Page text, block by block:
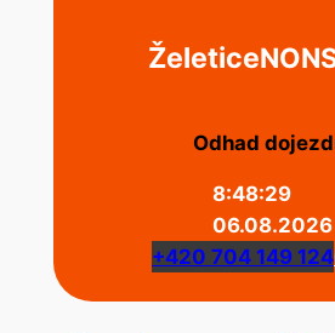
Želetice
Odhad
8:48:29
06.08.2026
+420 704 149 124